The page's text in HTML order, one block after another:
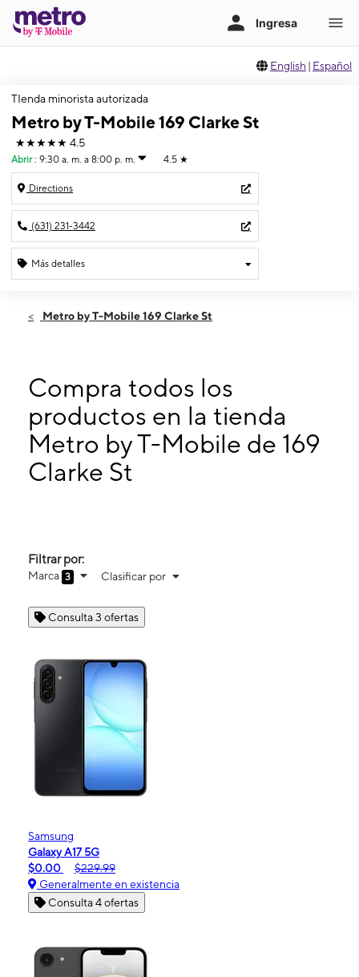
English | Español
TIenda minorista autorizada
Metro by T-Mobile 169 Clarke St
★★★★★ 4.5
Abrir : 9:30 a. m. a 8:00 p. m. 4.5 ★
Directions
(631) 231-3442
Más detalles
Jueves:9:30 a. m. a 8:00 p. m.
Lunes:
9:30 a. m. a 8:00 p. m.
Martes: 9:30 a. m. a 8:00 p. m.
Miérc:9:30 a. m. a 8:00 p. m.
169 Clarke St Brentwood, NY 11717
Metro by T-Mobile 169 Clarke St
Compra todos los
productos en la tienda
Metro by T-Mobile de 169
Clarke St
Filtrar por:
Marca 3 Clasificar por
Consulta 3 ofertas
Samsung
Galaxy A17 5G
$0.00
$229.99
Generalmente en existencia
Consulta 4 ofertas